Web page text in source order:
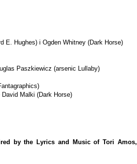
E. Hughes) i Ogden Whitney (Dark Horse)
Paszkiewicz (arsenic Lullaby)
Malki (Dark Horse)
by the Lyrics and Music of Tori Amos,